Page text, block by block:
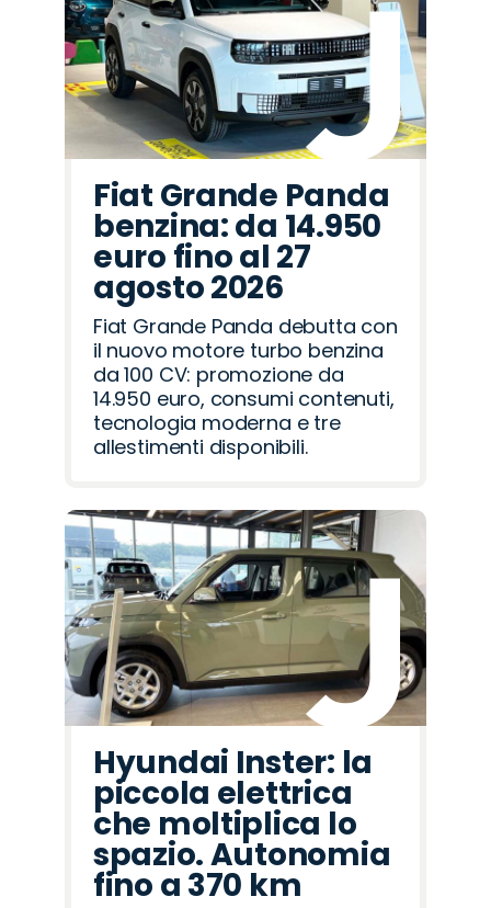
Fiat Grande Panda
benzina: da 14.950
euro fino al 27
agosto 2026
Fiat Grande Panda debutta con
il nuovo motore turbo benzina
da 100 CV: promozione da
14.950 euro, consumi contenuti,
tecnologia moderna e tre
allestimenti disponibili.
Hyundai Inster: la
piccola elettrica
che moltiplica lo
spazio. Autonomia
fino a 370 km